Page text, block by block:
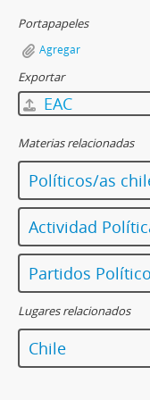
Portapapeles
Agregar
Exportar
EAC
Materias relacionadas
Políticos/as
Actividad
Partidos
Lugares relacionados
Chile